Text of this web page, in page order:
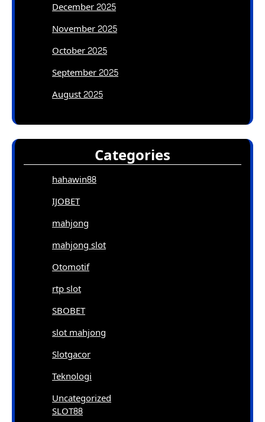
December 2025
November 2025
October 2025
September 2025
August 2025
Categories
hahawin88
IJOBET
mahjong
mahjong slot
Otomotif
rtp slot
SBOBET
slot mahjong
Slotgacor
Teknologi
Uncategorized
SLOT88